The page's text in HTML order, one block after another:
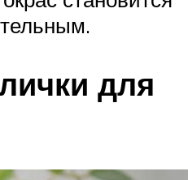
для